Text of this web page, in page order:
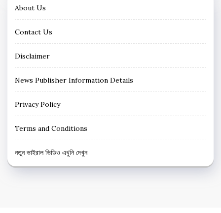
About Us
Contact Us
Disclaimer
News Publisher Information Details
Privacy Policy
Terms and Conditions
নতুন ভাইরাল ভিডিও এখুনি দেখুন